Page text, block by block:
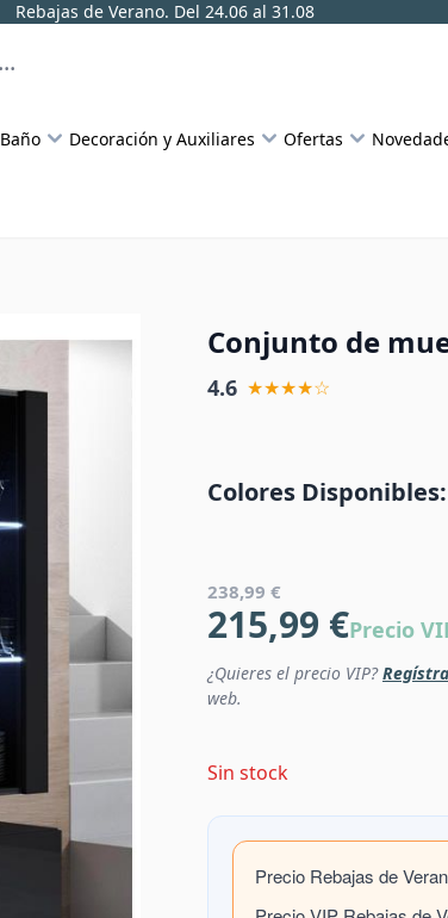
Rebajas de Verano. Del 24.06 al 31.08
Baño Decoración y Auxiliares Ofertas
Conjunto de
4.6 ★★★★☆
Colores Disponibles:
238,99 €
215,99 €Precio
¿Quieres el precio VIP?
web.
Sin stock
Precio Rebajas de